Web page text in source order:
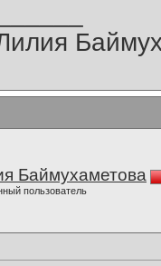
Баймухаметова
пользователь